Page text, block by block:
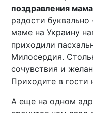
поздравления
радости
маме на Украину
приходили
Милосердия.
сочувствия и
Приходите в гости
А еще на одном